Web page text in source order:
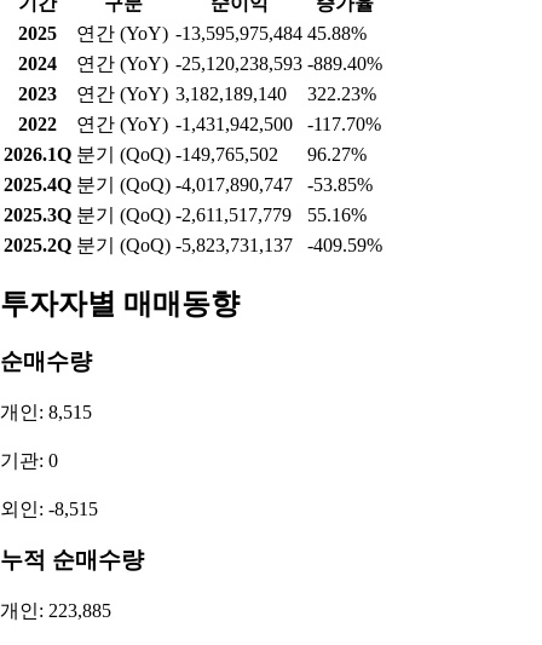
기간 구분 영업이익
증가율
연간 (YoY) -7,093,848,478
연간 (YoY) -29,362,271,394
연간 (YoY) 1,698,159,467
연간 (YoY) 9,124,946,000
2026.1Q 분기 (QoQ) -2,492,573,908
2025.4Q 분기 (QoQ) -469,766,533
2025.3Q 분기 (QoQ) -2,438,575,775
2025.2Q 분기 (QoQ) -3,139,662,416
순이익
기간
2024
2023
2026.1Q 분기 (QoQ)
2025.4Q 분기 (QoQ)
2025.3Q
분기 (QoQ)
2025.2Q 분기 (QoQ)